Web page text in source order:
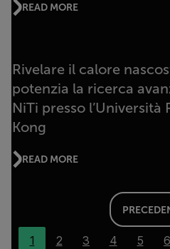
READ MORE
Rivelare il calore
potenzia la ricerca
NiTi presso
Kong
READ MORE
1 2 3 4 5 6